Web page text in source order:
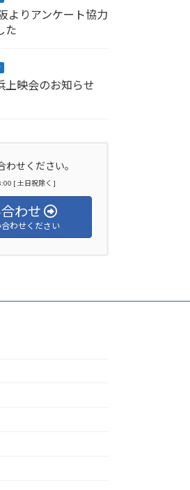
よりアンケート協力
た
上映会のお知らせ
わせください。
[ 土日祝除く ]
わせ
わせください